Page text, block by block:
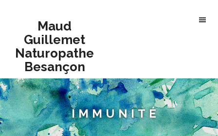
Maud
Guillemet
Naturopathe
Besançon
IMMUNITÉ